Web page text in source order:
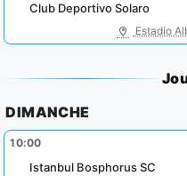
Club Deportivo Solaro
Estadio
DIMANCHE
10:00
Istanbul Bosphorus SC